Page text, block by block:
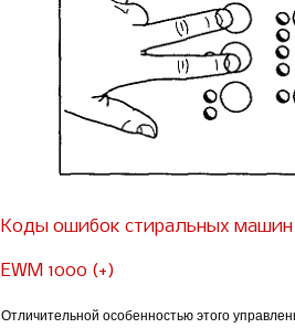
Коды ошибок стиральных машин
EWM 1000 (+)
Отличительной особенностью этого